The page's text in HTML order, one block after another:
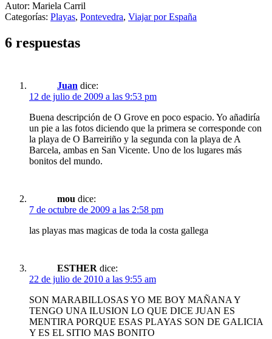
Autor: Mariela Carril
Categorías: Playas, Pontevedra, Viajar por España
6 respuestas
Juan dice:
12 de julio de 2009 a las 9:53 pm
Buena descripción de O Grove en poco espacio. Yo añadiría
un pie a las fotos diciendo que la primera se corresponde con
la playa de O Barreiriño y la segunda con la playa de A
Barcela, ambas en San Vicente. Uno de los lugares más
bonitos del mundo.
mou dice:
7 de octubre de 2009 a las 2:58 pm
las playas mas magicas de toda la costa gallega
ESTHER dice:
22 de julio de 2010 a las 9:55 am
SON MARABILLOSAS YO ME BOY MAÑANA Y
TENGO UNA ILUSION LO QUE DICE JUAN ES
MENTIRA PORQUE ESAS PLAYAS SON DE GALICIA
Y ES EL SITIO MAS BONITO